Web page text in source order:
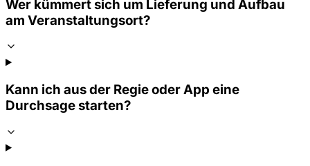
Wer kümmert sich um Lieferung und Aufbau
am Veranstaltungsort?
Kann ich aus der Regie oder App eine
Durchsage starten?